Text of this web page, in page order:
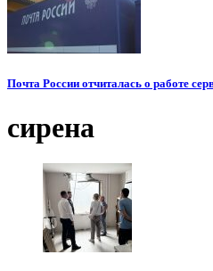
Почта России отчиталась о работе
сирена